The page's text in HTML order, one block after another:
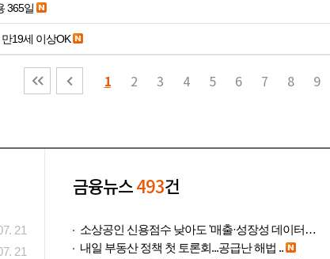
365일
무직자직장인프리랜서대학생군인 만19세 이상OK
1 2 3 4 5 6 7 8 9
21
21
금융뉴스493건
소상공인 신용점수 낮아도 '매출·성장성 데이터..
내일 부동산 정책 첫 토론회...공급난 해법 ..